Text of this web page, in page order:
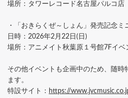
場所：タワーレコード名古屋パルコ店
・「おきらくぜ～しょん」発売記念
日時：2026年2月22日(日)
場所：アニメイト秋葉原１号館7Fイベ
その他イベントも企画中のため、随時
ます。
特設サイト： https://